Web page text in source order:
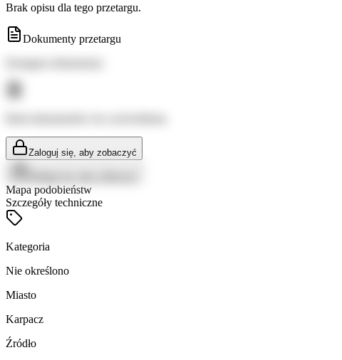
Brak opisu dla tego przetargu.
Dokumenty przetargu
Zaloguj się, aby zobaczyć
Mapa podobieństw
Szczegóły techniczne
Kategoria
Nie określono
Miasto
Karpacz
Źródło